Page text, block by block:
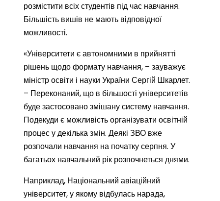
розмістити всіх студентів під час навчання.
Більшість вишів не мають відповідної
можливості.
«Університети є автономними в прийнятті
рішень щодо формату навчання, – зауважує
міністр освіти і науки України Сергій Шкарлет.
– Переконаний, що в більшості університетів
буде застосовано змішану систему навчання.
Подекуди є можливість організувати освітній
процес у декілька змін. Деякі ЗВО вже
розпочали навчання на початку серпня. У
багатьох навчальний рік розпочнеться днями.
Наприклад, Національний авіаційний
університет, у якому відбулась нарада,